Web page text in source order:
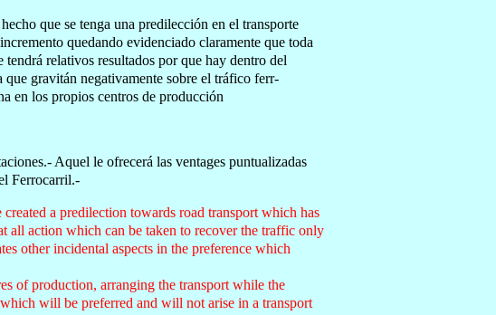
que se tenga una predilección en el transporte
quedando evidenciado claramente que toda
relativos resultados por que hay dentro del
que gravitán negativamente sobre el tráfico ferr-
en los propios centros de producción
Aquel le ofrecerá las ventages puntualizadas
Ferrocarril.-
a predilection towards road transport which has
all action which can be taken to recover the traffic only
other incidental aspects in the preference which
of production, arranging the transport while the
will be preferred and will not arise in a transport